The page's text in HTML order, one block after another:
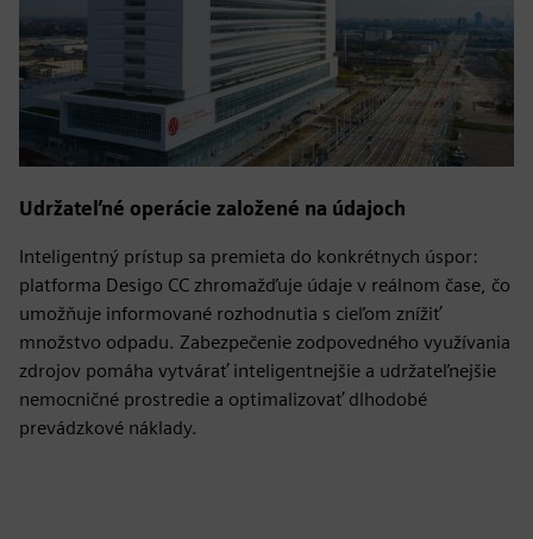
Udržateľné operácie založené na údajoch
Inteligentný prístup sa premieta do konkrétnych úspor:
platforma Desigo CC zhromažďuje údaje v reálnom čase, čo
umožňuje informované rozhodnutia s cieľom znížiť
množstvo odpadu. Zabezpečenie zodpovedného využívania
zdrojov pomáha vytvárať inteligentnejšie a udržateľnejšie
nemocničné prostredie a optimalizovať dlhodobé
prevádzkové náklady.